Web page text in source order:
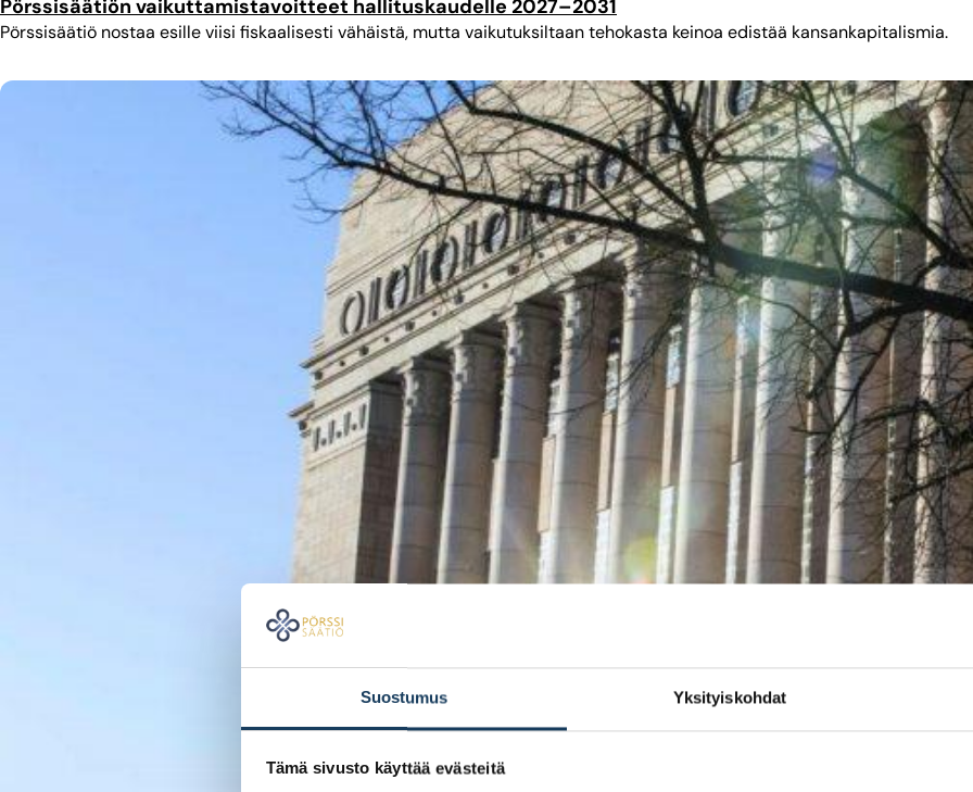
Suostumus Yksityiskohdat
Tämä sivusto käyttää evästeitä
Pörssisäätiön vaikuttamistavoitteet hallituskaudelle 2027–2031
Pörssisäätiö nostaa esille viisi fiskaalisesti vähäistä, mutta vaikutuksiltaan tehokasta keinoa edistää kansankapitalismia.